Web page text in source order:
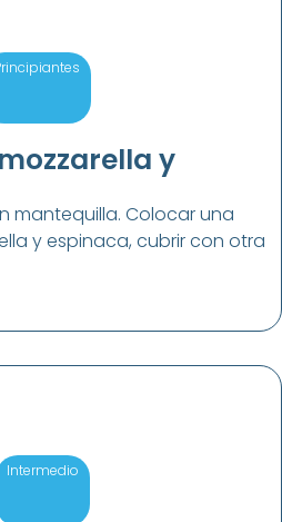
y
mantequilla. Colocar una
y espinaca, cubrir con otra
Intermedio